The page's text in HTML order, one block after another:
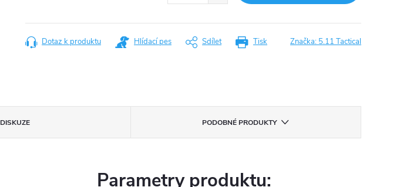
Tisk
Dotaz k produktu Hlídací pes Sdílet Značka: 5.11 Tactical
DISKUZE PODOBNÉ PRODUKTY
Parametry produktu: